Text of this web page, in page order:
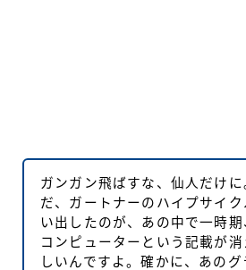
ガンガン飛ばすな、仙人だけに
だ、ガートナーのハイプサイク
い出したのが、あの中で一時期
コンピューターという記載が消
しいんですよ。確かに、あのグ